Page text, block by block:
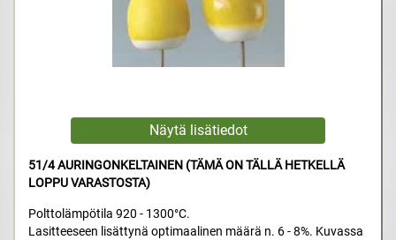
51/4 AURINGONKELTAINEN (TÄMÄ ON TÄLLÄ HETKELLÄ
LOPPU VARASTOSTA)
Polttolämpötila 920 - 1300°C.
Lasitteeseen lisättynä optimaalinen määrä n. 6 - 8%. Kuvassa